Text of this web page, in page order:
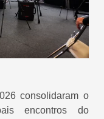
consolidaram o
encontros do